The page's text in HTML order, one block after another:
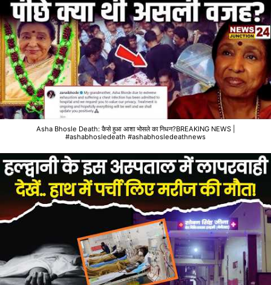
Asha Bhosle Death: कैसे हुआ आशा भोसले का निधन?BREAKING NEWS |
#ashabhosledeath #ashabhosledeathnews